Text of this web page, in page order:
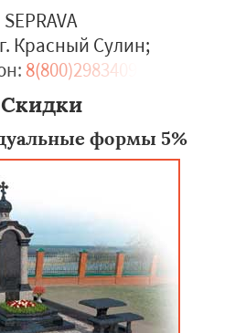
SEPRAVA
Красный Сулин;
8(800)2983409
Скидки
формы 5%